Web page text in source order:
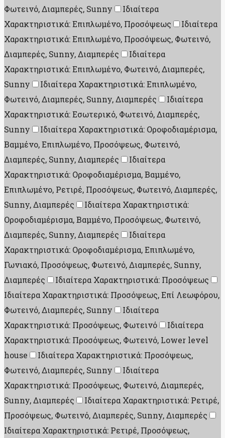
Φωτεινό, Διαμπερές, Sunny
Ιδιαίτερα
Χαρακτηριστικά: Επιπλωμένο, Προσόψεως
Ιδιαίτερα
Χαρακτηριστικά: Επιπλωμένο, Προσόψεως, Φωτεινό,
Διαμπερές, Sunny, Διαμπερές
Ιδιαίτερα
Χαρακτηριστικά: Επιπλωμένο, Φωτεινό, Διαμπερές,
Sunny
Ιδιαίτερα Χαρακτηριστικά: Επιπλωμένο,
Φωτεινό, Διαμπερές, Sunny, Διαμπερές
Ιδιαίτερα
Χαρακτηριστικά: Εσωτερικό, Φωτεινό, Διαμπερές,
Sunny
Ιδιαίτερα Χαρακτηριστικά: Οροφοδιαμέρισμα,
Βαμμένο, Επιπλωμένο, Προσόψεως, Φωτεινό,
Διαμπερές, Sunny, Διαμπερές
Ιδιαίτερα
Χαρακτηριστικά: Οροφοδιαμέρισμα, Βαμμένο,
Επιπλωμένο, Ρετιρέ, Προσόψεως, Φωτεινό, Διαμπερές,
Sunny, Διαμπερές
Ιδιαίτερα Χαρακτηριστικά:
Οροφοδιαμέρισμα, Βαμμένο, Προσόψεως, Φωτεινό,
Διαμπερές, Sunny, Διαμπερές
Ιδιαίτερα
Χαρακτηριστικά: Οροφοδιαμέρισμα, Επιπλωμένο,
Γωνιακό, Προσόψεως, Φωτεινό, Διαμπερές, Sunny,
Διαμπερές
Ιδιαίτερα Χαρακτηριστικά: Προσόψεως
Ιδιαίτερα Χαρακτηριστικά: Προσόψεως, Επί Λεωφόρου,
Φωτεινό, Διαμπερές, Sunny
Ιδιαίτερα
Χαρακτηριστικά: Προσόψεως, Φωτεινό
Ιδιαίτερα
Χαρακτηριστικά: Προσόψεως, Φωτεινό, Lower level
house
Ιδιαίτερα Χαρακτηριστικά: Προσόψεως,
Φωτεινό, Διαμπερές, Sunny
Ιδιαίτερα
Χαρακτηριστικά: Προσόψεως, Φωτεινό, Διαμπερές,
Sunny, Διαμπερές
Ιδιαίτερα Χαρακτηριστικά: Ρετιρέ,
Προσόψεως, Φωτεινό, Διαμπερές, Sunny, Διαμπερές
Ιδιαίτερα Χαρακτηριστικά: Ρετιρέ, Προσόψεως,